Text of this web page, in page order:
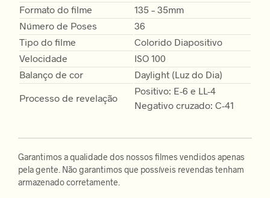
Formato do filme
135 – 35mm
Número de Poses
36
Tipo do filme
Colorido Diapositivo
Velocidade
ISO 100
Balanço de cor
Daylight (Luz do Dia)
Processo de revelação
Positivo: E-6 e LL-4
Negativo cruzado: C-41
Garantimos a qualidade dos nossos filmes vendidos apenas
pela gente. Não garantimos que possíveis revendas tenham
armazenado corretamente.